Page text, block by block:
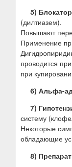
5)
(дилтиазем).
Повышают
Применение
проводится
при
6) Альфа-
7)
систему
Некоторые
обладающие
8)